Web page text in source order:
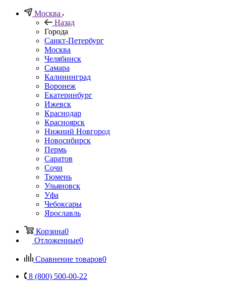
Москва
Назад
Города
Санкт-Петербург
Москва
Челябинск
Самара
Калининград
Воронеж
Екатеринбург
Ижевск
Краснодар
Красноярск
Нижний Новгород
Новосибирск
Пермь
Саратов
Сочи
Тюмень
Ульяновск
Уфа
Чебоксары
Ярославль
Корзина0
Отложенные0
Сравнение товаров0
8 (800) 500-00-22